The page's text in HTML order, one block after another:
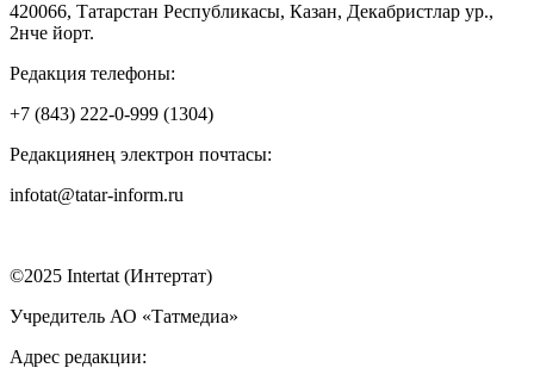
420066, Татарстан Республикасы, Казан, Декабристлар ур.,
2нче йорт.
Редакция телефоны:
+7 (843) 222-0-999 (1304)
Редакциянең электрон почтасы:
infotat@tatar-inform.ru
©2025 Intertat (Интертат)
Учредитель АО «Татмедиа»
Адрес редакции: